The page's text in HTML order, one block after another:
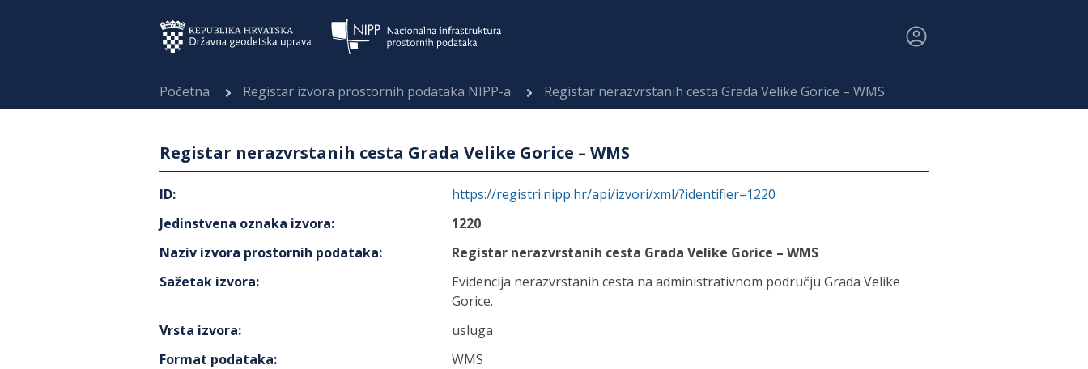
Početna Registar izvora prostornih podataka NIPP-a Registar nerazvrstanih cesta Grada Velike Gorice – WMS
Registar nerazvrstanih cesta Grada Velike Gorice – WMS
ID:
https://registri.nipp.hr/api/izvori/xml/?identifier=1220
Jedinstvena oznaka izvora:
1220
Naziv izvora prostornih podataka:
Registar nerazvrstanih cesta Grada Velike Gorice – WMS
Sažetak izvora:
Evidencija nerazvrstanih cesta na administrativnom području Grada Velike
Gorice.
Vrsta izvora:
usluga
Format podataka:
WMS